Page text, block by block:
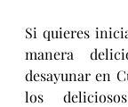
Si quieres
manera
desayunar en
los